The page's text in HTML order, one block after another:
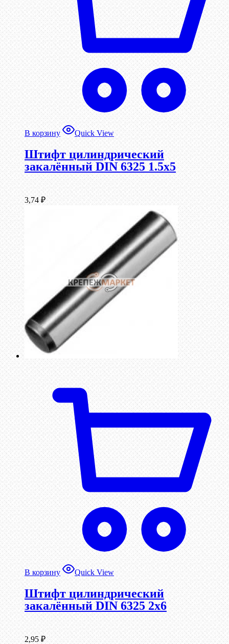
В корзину Quick View
Штифт цилиндрический
закалённый DIN 6325 1.5х5
3,74 ₽
В корзину Quick View
Штифт цилиндрический
закалённый DIN 6325 2х6
2,95 ₽